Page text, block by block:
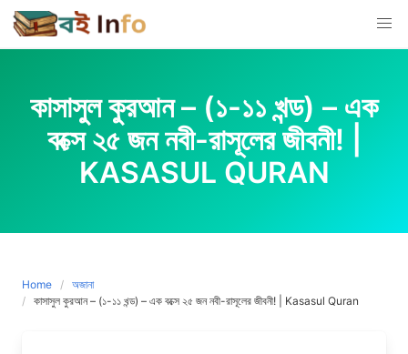
Skip
to
content
কাসাসুল কুরআন – (১-১১ খন্ড) – এক
বক্সে ২৫ জন নবী-রাসূলের জীবনী! |
KASASUL QURAN
Home
অজানা
কাসাসুল কুরআন – (১-১১ খন্ড) – এক বক্সে ২৫ জন নবী-রাসূলের জীবনী! | Kasasul Quran